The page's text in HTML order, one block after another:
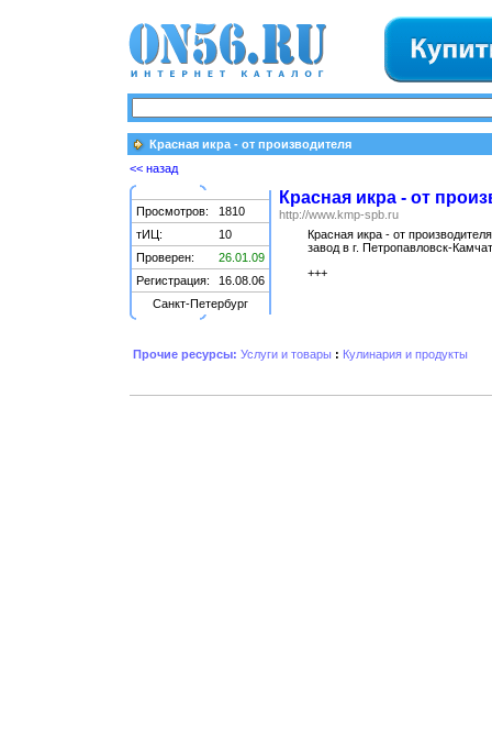
Красная икра - от производителя
<< назад
Просмотров:
1810
тИЦ:
10
Проверен:
26.01.09
Регистрация:
16.08.06
Санкт-Петербург
Красная икра - от
http://www.kmp-spb.ru
Красная икра - от
завод в г. Петропавловск-
+++
Прочие ресурсы: Услуги и товары : Кулинария и продукты